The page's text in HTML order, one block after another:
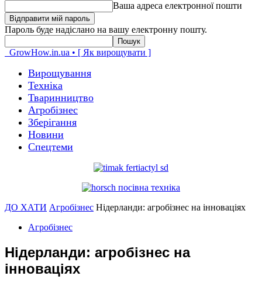
Ваша адреса електронної пошти
Пароль буде надіслано на вашу електронну пошту.
GrowHow.in.ua • [ Як вирощувати ]
Вирощування
Техніка
Тваринництво
Агробізнес
Зберігання
Новини
Спецтеми
ДО ХАТИ Агробізнес Нідерланди: агробізнес на інноваціях
Агробізнес
Нідерланди: агробізнес на
інноваціях